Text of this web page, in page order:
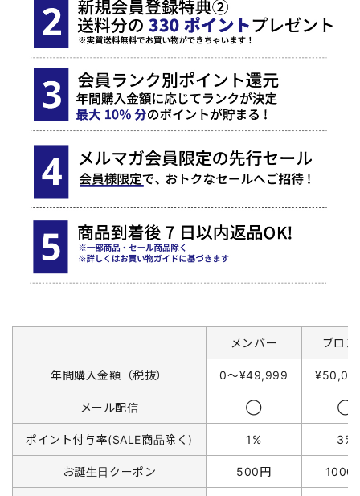
メンバー ブロン
年間購入金額（税抜） 0〜¥49,999
メール配信 ◯ ◯
ポイント付与率(SALE商品除く) 1% 3%
お誕生日クーポン 500円 1000